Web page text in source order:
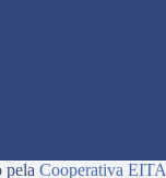
pela Cooperativa EITA